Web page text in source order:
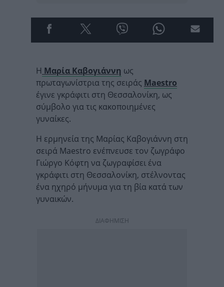
Η Μαρία Καβογιάννη ως
πρωταγωνίστρια της σειράς Maestro
έγινε γκράφιτι στη Θεσσαλονίκη, ως
σύμβολο για τις κακοποιημένες
γυναίκες.
Η ερμηνεία της Μαρίας Καβογιάννη στη
σειρά Maestro ενέπνευσε τον ζωγράφο
Γιώργο Κόφτη να ζωγραφίσει ένα
γκράφιτι στη Θεσσαλονίκη, στέλνοντας
ένα ηχηρό μήνυμα για τη βία κατά των
γυναικών.
ΔΙΑΦΗΜΙΣΗ